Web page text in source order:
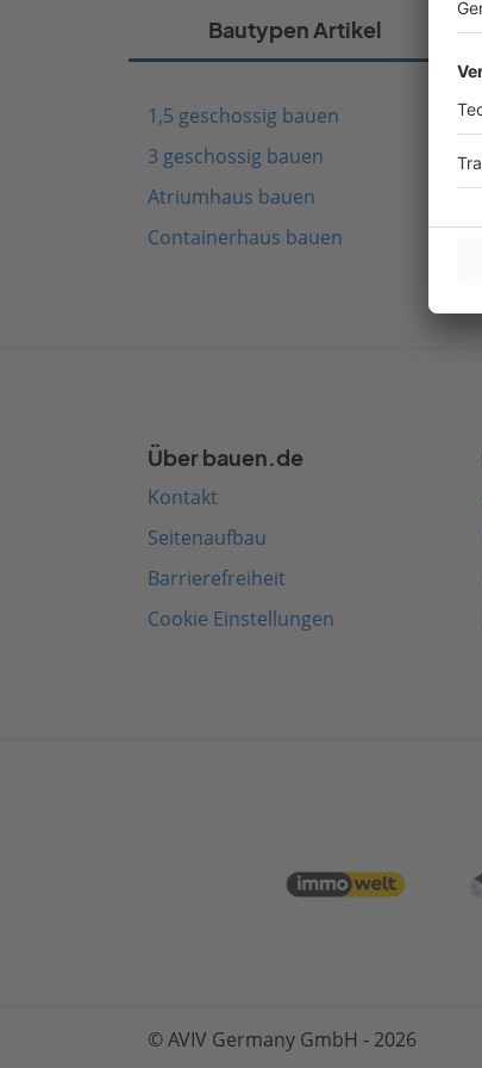
Bautypen Artikel
1,5 geschossig bauen
3 geschossig bauen
Atriumhaus bauen
Containerhaus bauen
Über bauen.de
Kontakt
Seitenaufbau
Barrierefreiheit
Cookie Einstellungen
© AVIV Germany GmbH - 2026